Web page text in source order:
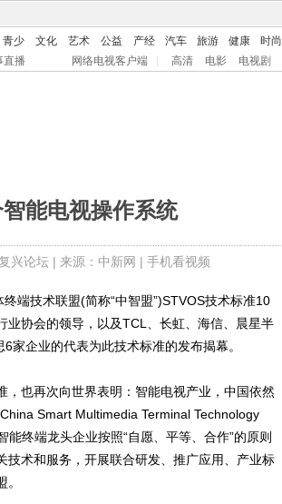
青少 文化 艺术 公益 产经 汽车 旅游 健康 时尚
直播 网络电视客户端 高清 电影 电视剧
能电视操作系统
兴论坛| 来源：中新网 | 手机看视频
技术联盟(简称“中智盟”)STVOS技术标准10
业协会的领导，以及TCL、长虹、海信、晨星半
家企业的代表为此技术标准的发布揭幕。
也再次向世界表明：智能电视产业，中国依然
Smart Multimedia Terminal Technology
终端龙头企业按照“自愿、平等、合作”的原则
术和服务，开展联合研发、推广应用、产业标